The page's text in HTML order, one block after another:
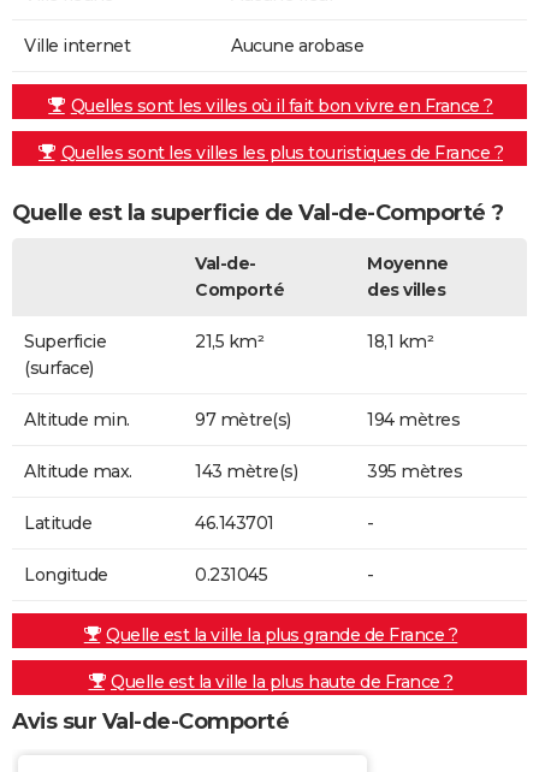
Ville internet Aucune arobase
Quelles sont les villes où il fait bon vivre en France ?
Quelles sont les villes les plus touristiques de France ?
Quelle est la superficie de Val-de-Comporté ?
Val-de-
Comporté
Moyenne
des villes
Superficie
(surface)
21,5 km² 18,1 km²
Altitude min. 97 mètre(s) 194 mètres
Altitude max. 143 mètre(s) 395 mètres
Latitude 46.143701 -
Longitude 0.231045 -
Quelle est la ville la plus grande de France ?
Quelle est la ville la plus haute de France ?
Avis sur Val-de-Comporté